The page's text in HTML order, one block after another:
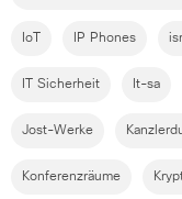
IoT IP Phones
IT Sicherheit It-sa
Jost-Werke
Konferenzräume